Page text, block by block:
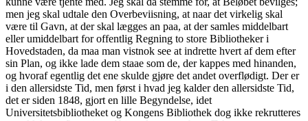
men jeg skal udtale den Overbeviisning, at naar det virkelig skal
være til Gavn, at der skal lægges an paa, at der samles middelbart
eller umiddelbart for offentlig Regning to store Bibliotheker i
Hovedstaden, da maa man vistnok see at indrette hvert af dem efter
sin Plan, og ikke lade dem staae som de, der kappes med hinanden,
og hvoraf egentlig det ene skulde gjøre det andet overflødigt. Der er
i den allersidste Tid, men først i hvad jeg kalder den allersidste Tid,
det er siden 1848, gjort en lille Begyndelse, idet
Universitetsbibliotheket og Kongens Bibliothek dog ikke rekrutteres